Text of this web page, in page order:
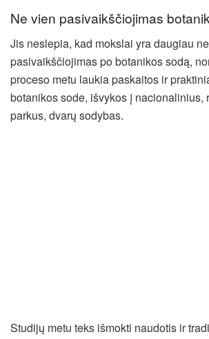
Ne vien pasivaikščiojimas
Jis neslepia, kad mokslai yra daugiau
pasivaikščiojimas po botanikos sodą,
proceso metu laukia paskaitos ir
botanikos sode, išvykos į nacionalinius,
parkus, dvarų sodybas.
Studijų metu teks išmokti naudotis ir